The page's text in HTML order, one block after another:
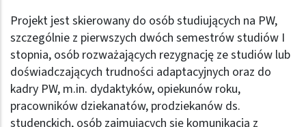
Projekt jest skierowany do osób studiujących na PW,
szczególnie z pierwszych dwóch semestrów studiów I
stopnia, osób rozważających rezygnację ze studiów lub
doświadczających trudności adaptacyjnych oraz do
kadry PW, m.in. dydaktyków, opiekunów roku,
pracowników dziekanatów, prodziekanów ds.
studenckich, osób zajmujących się komunikacją z